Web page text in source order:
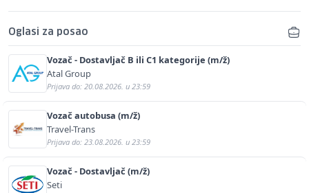
Oglasi za posao
Vozač - Dostavljač B ili C1 kategorije (m/ž)
Atal Group
Prijava do: 20.08.2026. u 23:59
Vozač autobusa (m/ž)
Travel-Trans
Prijava do: 23.08.2026. u 23:59
Vozač - Dostavljač (m/ž)
Seti